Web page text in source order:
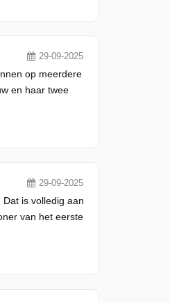
29-09-2025
op meerdere
en haar twee
29-09-2025
is volledig aan
van het eerste